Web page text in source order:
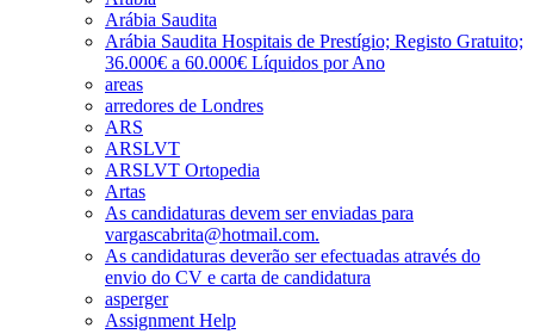
Arábia Saudita
Arábia Saudita Hospitais de Prestígio; Registo Gratuito;
36.000€ a 60.000€ Líquidos por Ano
areas
arredores de Londres
ARS
ARSLVT
ARSLVT Ortopedia
Artas
As candidaturas devem ser enviadas para
vargascabrita@hotmail.com.
As candidaturas deverão ser efectuadas através do
envio do CV e carta de candidatura
asperger
Assignment Help